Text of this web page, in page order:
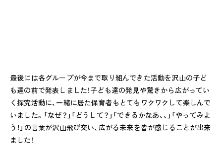
PINOKI'S YOUTUBE
お問い合わせ
最後には各グループが今まで取り組んできた活動を沢山の子ど
も達の前で発表しました！子ども達の発見や驚きから広がってい
く探究活動に、一緒に居た保育者もとてもワクワクして楽しんで
いました。「なぜ？」「どうして？」「できるかなあ、、」「やってみよ
う！」の言葉が沢山飛び交い、広がる未来を皆が感じることが出来
ました！